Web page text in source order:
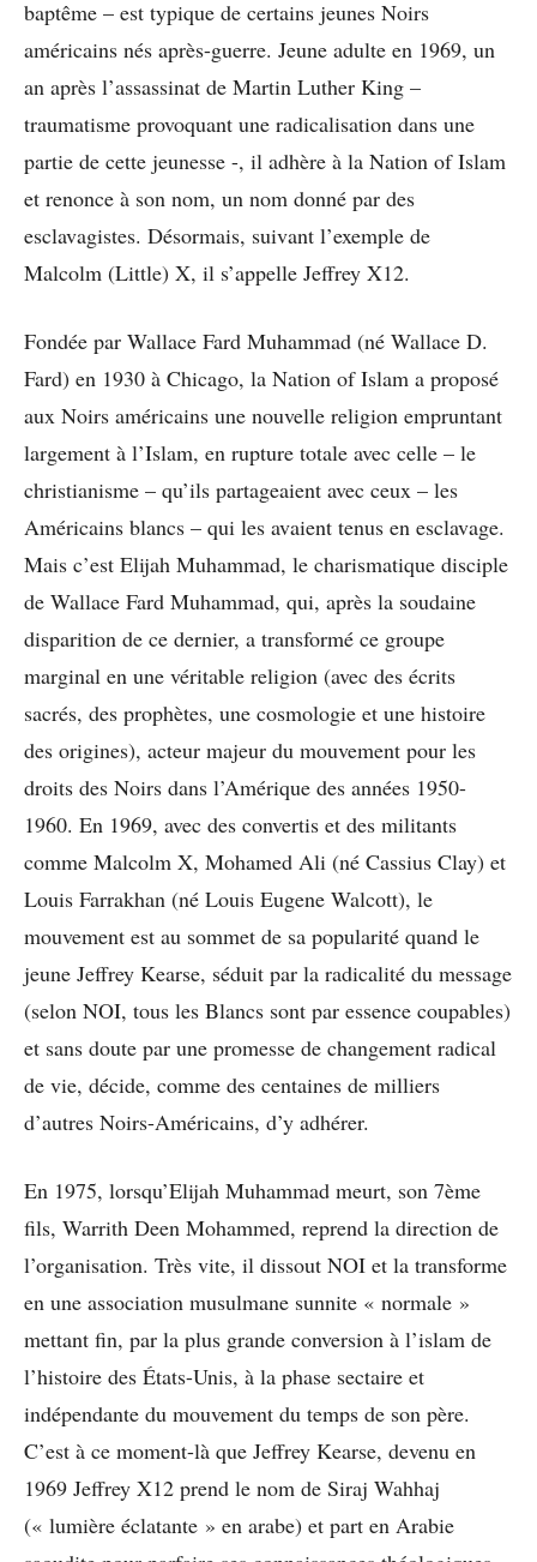
baptême – est typique de certains jeunes Noirs
américains nés après-guerre. Jeune adulte en 1969, un
an après l’assassinat de Martin Luther King –
traumatisme provoquant une radicalisation dans une
partie de cette jeunesse -, il adhère à la Nation of Islam
et renonce à son nom, un nom donné par des
esclavagistes. Désormais, suivant l’exemple de
Malcolm (Little) X, il s’appelle Jeffrey X12.
Fondée par Wallace Fard Muhammad (né Wallace D.
Fard) en 1930 à Chicago, la Nation of Islam a proposé
aux Noirs américains une nouvelle religion empruntant
largement à l’Islam, en rupture totale avec celle – le
christianisme – qu’ils partageaient avec ceux – les
Américains blancs – qui les avaient tenus en esclavage.
Mais c’est Elijah Muhammad, le charismatique disciple
de Wallace Fard Muhammad, qui, après la soudaine
disparition de ce dernier, a transformé ce groupe
marginal en une véritable religion (avec des écrits
sacrés, des prophètes, une cosmologie et une histoire
des origines), acteur majeur du mouvement pour les
droits des Noirs dans l’Amérique des années 1950-
1960. En 1969, avec des convertis et des militants
comme Malcolm X, Mohamed Ali (né Cassius Clay) et
Louis Farrakhan (né Louis Eugene Walcott), le
mouvement est au sommet de sa popularité quand le
jeune Jeffrey Kearse, séduit par la radicalité du message
(selon NOI, tous les Blancs sont par essence coupables)
et sans doute par une promesse de changement radical
de vie, décide, comme des centaines de milliers
d’autres Noirs-Américains, d’y adhérer.
En 1975, lorsqu’Elijah Muhammad meurt, son 7ème
fils, Warrith Deen Mohammed, reprend la direction de
l’organisation. Très vite, il dissout NOI et la transforme
en une association musulmane sunnite « normale »
mettant fin, par la plus grande conversion à l’islam de
l’histoire des États-Unis, à la phase sectaire et
indépendante du mouvement du temps de son père.
C’est à ce moment-là que Jeffrey Kearse, devenu en
1969 Jeffrey X12 prend le nom de Siraj Wahhaj
(« lumière éclatante » en arabe) et part en Arabie